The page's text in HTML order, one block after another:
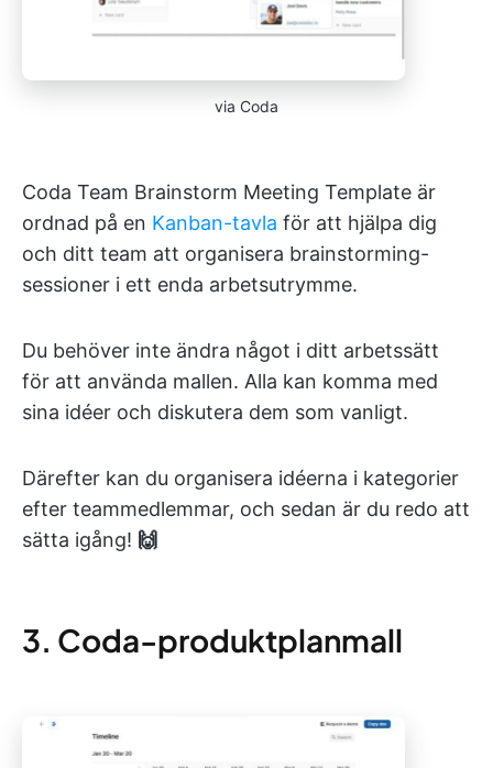
via Coda
Coda Team Brainstorm Meeting Template är
ordnad på en Kanban-tavla för att hjälpa dig
och ditt team att organisera brainstorming-
sessioner i ett enda arbetsutrymme.
Du behöver inte ändra något i ditt arbetssätt
för att använda mallen. Alla kan komma med
sina idéer och diskutera dem som vanligt.
Därefter kan du organisera idéerna i kategorier
efter teammedlemmar, och sedan är du redo att
sätta igång! 🙌
3. Coda-produktplanmall